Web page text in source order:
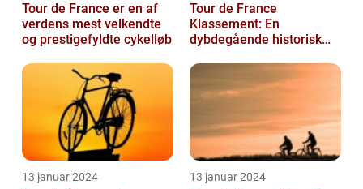
Tour de France er en af
verdens mest velkendte
og prestigefyldte cykelløb
Tour de France
Klassement: En
dybdegående historisk
13 januar 2024 13 januar 2024